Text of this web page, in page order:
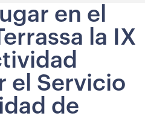
en el
la IX
el Servicio
de